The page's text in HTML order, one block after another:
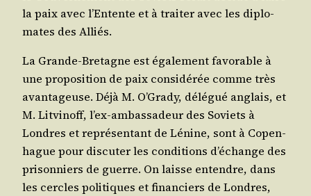
la paix avec l’En­tente et à trai­ter avec les diplo­
mates des Alliés.
La Grande-Bre­tagne est éga­le­ment favo­rable à
une pro­po­si­tion de paix consi­dé­rée comme très
avan­ta­geuse. Déjà M. O’Gra­dy, délé­gué anglais, et
M. Lit­vi­noff, l’ex-ambas­sa­deur des Soviets à
Londres et repré­sen­tant de Lénine, sont à Copen­
hague pour dis­cu­ter les condi­tions d’é­change des
pri­son­niers de guerre. On laisse entendre, dans
les cercles poli­tiques et finan­ciers de Londres,